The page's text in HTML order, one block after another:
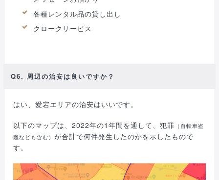
各種レンタル品の貸し出し
クロークサービス
Q6. 周辺の治安は良いですか？
はい、愛宕エリアの治安はいいです。
以下のマップは、2022年の1年間を通して、犯罪 （自転車盗
難なども含む）が合計で何件発生したのかを示したもので
す。